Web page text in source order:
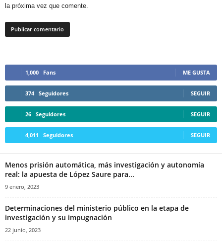
la próxima vez que comente.
1,000 Fans ME GUSTA
374 Seguidores SEGUIR
26 Seguidores SEGUIR
4,011 Seguidores SEGUIR
Menos prisión automática, más investigación y autonomía
real: la apuesta de López Saure para...
9 enero, 2023
Determinaciones del ministerio público en la etapa de
investigación y su impugnación
22 junio, 2023